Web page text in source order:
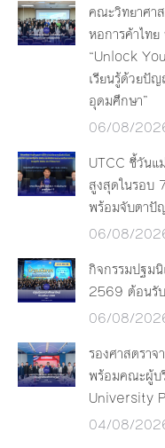
คณะวิทยาศา
หอการค้าไท
“Unlock
เรียนรู้ด้วยปั
อุดมศึกษา”
06/08/
UTCC ชี้วันแ
สูงสุดในรอบ
พร้อมจับตาปั
06/08/
กิจกรรมปฐม
2569 ต้อนรับ
06/08/
รองศาสตรา
พร้อมคณะผู้บ
University
04/08/